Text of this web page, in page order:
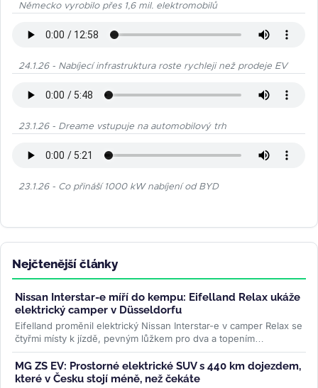
Německo vyrobilo přes 1,6 mil. elektromobilů
24.1.26 - Nabíjecí infrastruktura roste rychleji než prodeje EV
23.1.26 - Dreame vstupuje na automobilový trh
23.1.26 - Co přináší 1000 kW nabíjení od BYD
Nejčtenější články
Nissan Interstar-e míří do kempu: Eifelland Relax ukáže
elektrický camper v Düsseldorfu
Eifelland proměnil elektrický Nissan Interstar-e v camper Relax se
čtyřmi místy k jízdě, pevným lůžkem pro dva a topením
napájeným z...>>
MG ZS EV: Prostorné elektrické SUV s 440 km dojezdem,
které v Česku stojí méně, než čekáte